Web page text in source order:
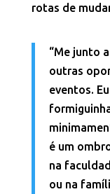
rotas de
“Me junto
outras
eventos.
é um
na
ou na